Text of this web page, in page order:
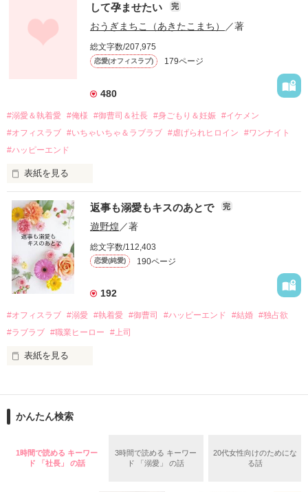
幼なじみの哲平に淡い恋心を抱いていた美桜。
しかし、ある出来事をきっかけに二人の関係は壊れてしまう。
関係修復もできないまま、美桜は両親の離婚によって
引っ越すことになり、哲平とも離れ離れになった。
それから約十二年後。
過去の傷から、二度と会いたくないと思っていた哲平に
運命のような再会を果たす。
酔った勢いで一夜を共にしてしまった。
さらに、美桜が初めてだと知った哲平は
『責任をとる、結婚しよう』と真っ直ぐに告げてきた。
戸惑う美桜とは裏腹に、好きという気持ちを隠すことなく
甘やかしてくる。
そんなある日、哲平は美桜がストーカー被害に
遭っていることを知る。
美桜を守るため、哲平は同居を提案してきて――。
夏木美桜(なつきみお)
鳴海哲平 (なるみてっぺい)
2026.6.5～2026.7.25
＊以前、公開していた話の改稿版です＊
して孕ませたい
完
おうぎまちこ（あきたこまち） ／著
総文字数/207,975
恋愛(オフィスラブ) 179ページ
480
#溺愛＆執着愛 #俺様 #御曹司＆社長 #身ごもり＆妊娠 #イケメン
#オフィスラブ #いちゃいちゃ＆ラブラブ #虐げられヒロイン
#ワンナイト
#ハッピーエンド
表紙を見る
おかしな噂を流されて前の職場でうまくいかなかった梅田美
桜は、海外で傷心旅行をしていたところ、日本人美青年と出会
い、酒の勢いもあり一夜限りの関係となる。
帰国後、美桜は新しい職場でワンナイトした美青年と再会。
なんと彼の正体は、とある財閥御曹司にも関わらず、一族を離
れて起業した新進気鋭の実業家、社内でも冷徹だと評判な社長
――御影恭司その人だったのだ――！
なぜか恭司から飼い猫の世話係を命じられた美桜は、猫の世
の関係となってしまい――？
返事も溺愛もキスのあとで 完
遊野煌 ／著
総文字数/112,403
恋愛(純愛) 190ページ
192
#オフィスラブ #溺愛 #執着愛 #御曹司 #ハッピーエンド #結婚 #独占欲
#ラブラブ #職業ヒーロー #上司
表紙を見る
ションの企画戦略室で働いている。
めた、同期で恋人の石垣守（26）がいるのだが、後輩の姫原由
いた。
守と由羅から『便利屋雛子』と馬鹿にされ、一人こっそり泣い
かんたん検索
1時間で読める キーワー
ド 「社長」 の話
3時間で読める キーワー
ド 「溺愛」 の話
20代女性向けのためにな
る話